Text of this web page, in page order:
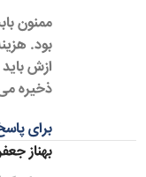
ممنون
بود.
ازش
ذخیره
برای
بهناز